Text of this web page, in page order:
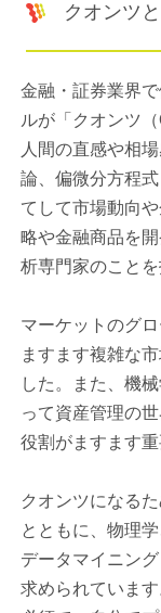
クオンツ
金融・証券業界
ルが「クオンツ
人間の直感や相
論、偏微分方程
てして市場動向
略や金融商品を
析専門家のことを
マーケットのグ
ますます複雑な
した。また、機
って資産管理の
役割がますます
クオンツになる
とともに、物理
データマイニン
求められていま